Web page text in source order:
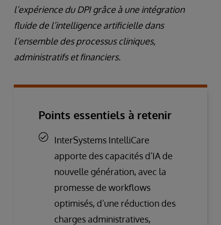
l’expérience du DPI grâce à une intégration
fluide de l’intelligence artificielle dans
l’ensemble des processus cliniques,
administratifs et financiers.
Points essentiels à retenir
InterSystems IntelliCare
apporte des capacités d’IA de
nouvelle génération, avec la
promesse de workflows
optimisés, d’une réduction des
charges administratives,